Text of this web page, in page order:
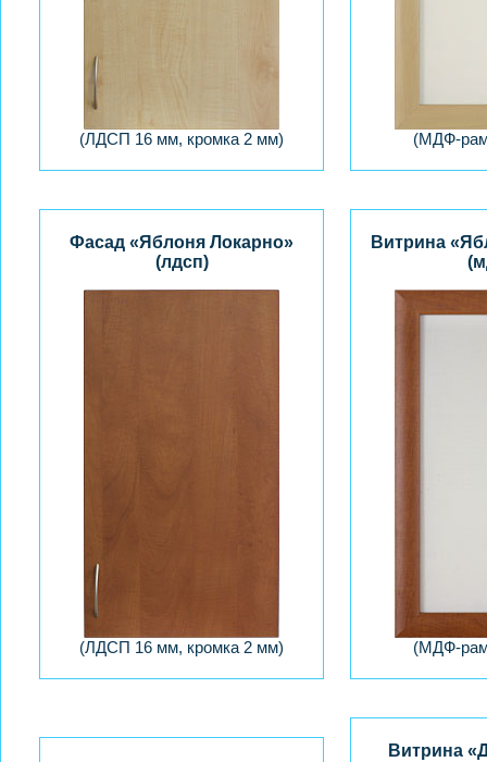
(ЛДСП 16 мм, кромка 2 мм) (МДФ-
Фасад «Яблоня Локарно»
(лдсп)
(ЛДСП 16 мм, кромка 2 мм)
Витрина
(МДФ-
Витрина